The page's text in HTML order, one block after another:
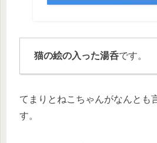
猫の絵の入った湯呑です。
てまりとねこちゃんがなんとも
す。